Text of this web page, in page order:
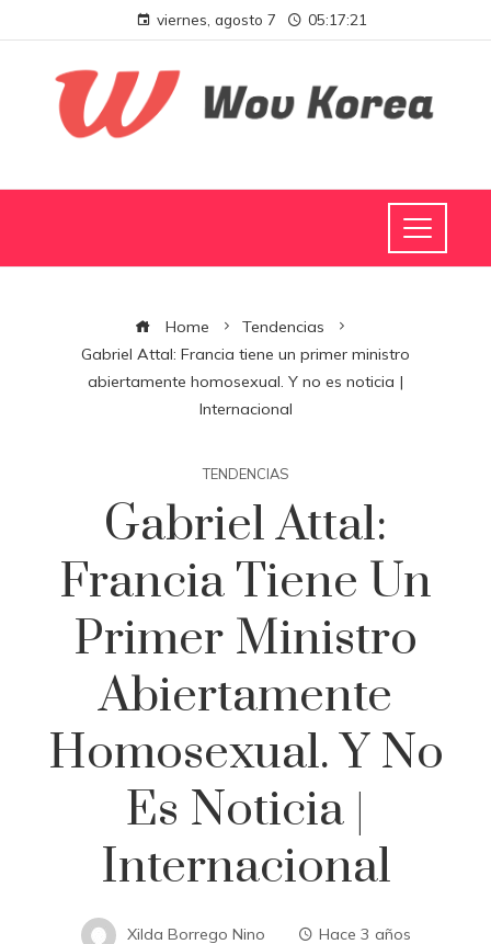
viernes, agosto 7 05:17:21
Home
Tendencias
Gabriel Attal: Francia tiene un primer ministro
abiertamente homosexual. Y no es noticia |
Internacional
TENDENCIAS
Gabriel Attal:
Francia Tiene Un
Primer Ministro
Abiertamente
Homosexual. Y No
Es Noticia |
Internacional
Xilda Borrego Nino Hace 3 años